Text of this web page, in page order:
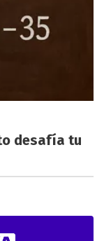
desafía tu